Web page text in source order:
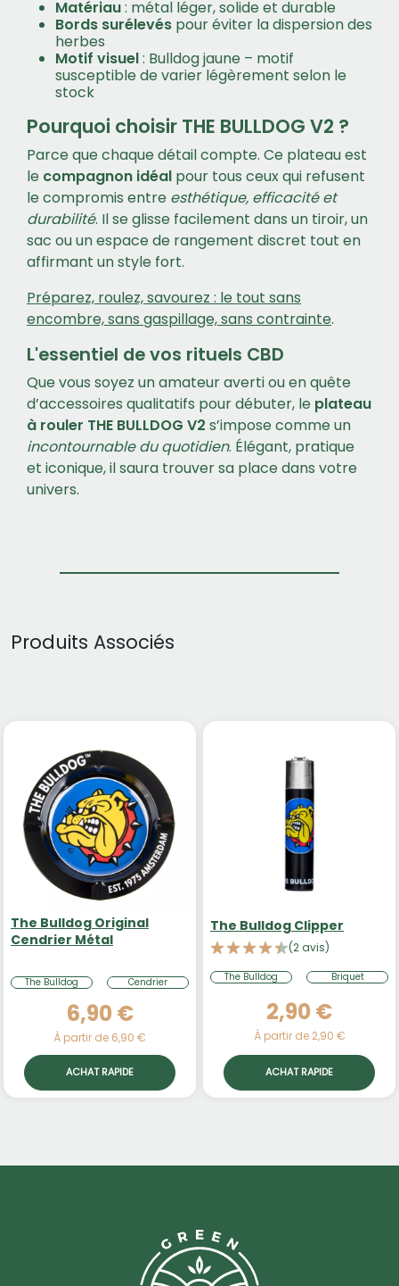
Matériau: métal léger, solide et durable
Bords surélevés pour éviter la dispersion des
herbes
Motif visuel: Bulldog jaune – motif
susceptible de varier légèrement selon le
stock
Pourquoi choisir THE BULLDOG V2 ?
Parce que chaque détail compte. Ce plateau est
le compagnon idéal pour tous ceux qui refusent
le compromis entre esthétique, efficacité et
durabilité. Il se glisse facilement dans un tiroir, un
sac ou un espace de rangement discret tout en
affirmant un style fort.
Préparez, roulez, savourez : le tout sans
encombre, sans gaspillage, sans contrainte.
L'essentiel de vos rituels CBD
Que vous soyez un amateur averti ou en quête
d’accessoires qualitatifs pour débuter, le plateau
à rouler THE BULLDOG V2 s’impose comme un
incontournable du quotidien. Élégant, pratique
et iconique, il saura trouver sa place dans votre
univers.
Produits Associés
The Bulldog Original
Cendrier Métal
The Bulldog Cendrier
6,90 €
À partir de 6,90 €
ACHAT RAPIDE
The Bulldog Clipper
(2 avis)
The Bulldog Briquet
2,90 €
À partir de 2,90 €
ACHAT RAPIDE